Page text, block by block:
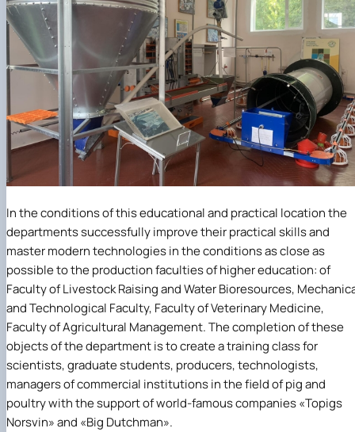
In the conditions of this educational and practical location the
departments successfully improve their practical skills and
master modern technologies in the conditions as close as
possible to the production faculties of higher education: of
Faculty of Livestock Raising and Water Bioresources,
and Technological Faculty, Faculty of Veterinary Medicine,
Faculty of Agricultural Management. The completion of these
objects of the department is to create a training class for
scientists, graduate students, producers, technologists,
managers of commercial institutions in the field of pig and
poultry with the support of world-famous companies «Topigs
Norsvin» and «Big Dutchman».